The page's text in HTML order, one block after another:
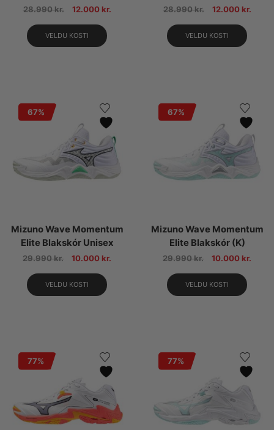
28.990kr. 12.000 kr.
VELDU KOSTI
28.990kr. 12.000 kr.
VELDU KOSTI
67%
Mizuno Wave Momentum
Elite Blakskór Unisex
29.990kr. 10.000 kr.
VELDU KOSTI
67%
Mizuno Wave Momentum
Elite Blakskór (K)
29.990kr. 10.000 kr.
VELDU KOSTI
77% 77%